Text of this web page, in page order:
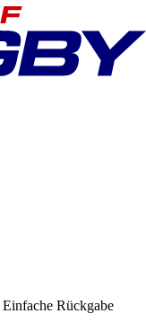
Einfache Rückgabe